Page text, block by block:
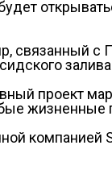
проект
жизненные